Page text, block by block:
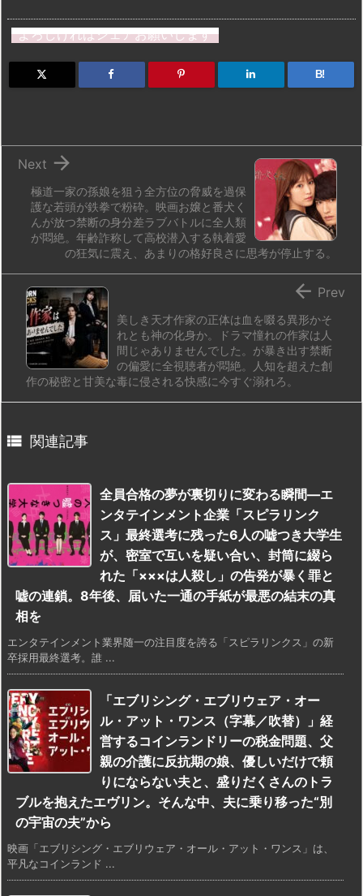
st
o
d
e
s
k
e
a
d
m
bl
r
b
o
ar
n
dr
o
よろしければシェアお願いします
B!
極道一家の孫娘を狙う全方位の脅威を過保
護な若頭が鉄拳で粉砕。映画お嬢と番犬く
んが放つ禁断の身分差ラブバトルに全人類
が悶絶。年齢詐称して高校潜入する執着愛
の狂気に震え、あまりの格好良さに思考が停止する。

Next
美しき天才作家の正体は血を啜る異形かそ
れとも神の化身か。ドラマ憧れの作家は人
間じゃありませんでした。が暴き出す禁断
の偏愛に全視聴者が悶絶。人知を超えた創
作の秘密と甘美な毒に侵される快感に今すぐ溺れろ。
 Prev
 関連記事
全員合格の夢が裏切りに変わる瞬間―エ
ンタテインメント企業「スピラリンク
ス」最終選考に残った6人の嘘つき大学生
が、密室で互いを疑い合い、封筒に綴ら
れた「×××は人殺し」の告発が暴く罪と
嘘の連鎖。8年後、届いた一通の手紙が最悪の結末の真
相を
エンタテインメント業界随一の注目度を誇る「スピラリンクス」の新
卒採用最終選考。誰 ...
「エブリシング・エブリウェア・オー
ル・アット・ワンス（字幕／吹替）」経
営するコインランドリーの税金問題、父
親の介護に反抗期の娘、優しいだけで頼
りにならない夫と、盛りだくさんのトラ
ブルを抱えたエヴリン。そんな中、夫に乗り移った“別
の宇宙の夫”から
映画「エブリシング・エブリウェア・オール・アット・ワンス」は、
平凡なコインランド ...